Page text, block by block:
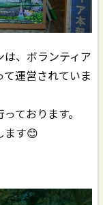
、ボランティア
運営されていま
ております。
ます😊